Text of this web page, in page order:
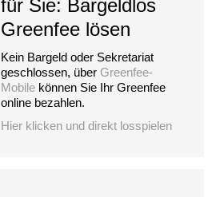
für Sie: Bargeldlos
Greenfee lösen
Kein Bargeld oder Sekretariat
geschlossen, über Greenfee-
Mobile können Sie Ihr Greenfee
online bezahlen.
Hier klicken und direkt losspielen